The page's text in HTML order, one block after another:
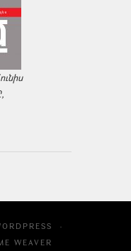
·
WEAVER